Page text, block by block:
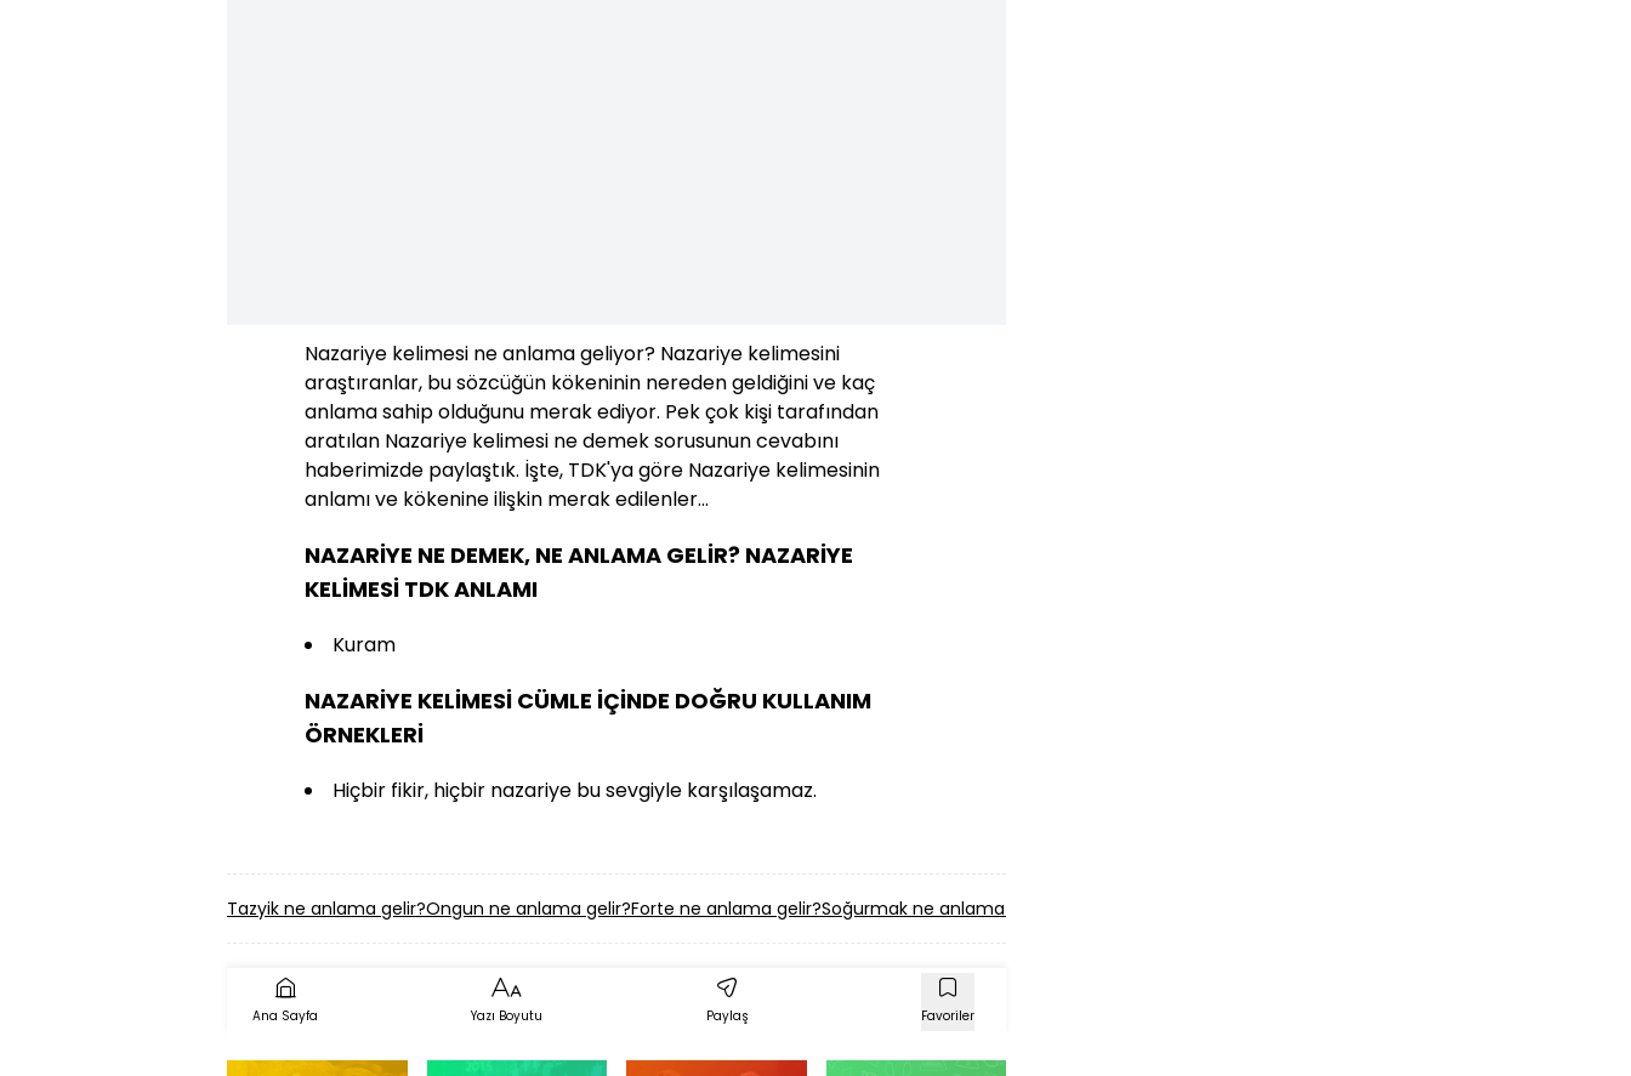
Nazariye kelimesi ne anlama geliyor? Nazariye kelimesini
araştıranlar, bu sözcüğün kökeninin nereden geldiğini ve kaç
anlama sahip olduğunu merak ediyor. Pek çok kişi tarafından
aratılan Nazariye kelimesi ne demek sorusunun cevabını
haberimizde paylaştık. İşte, TDK'ya göre Nazariye kelimesinin
anlamı ve kökenine ilişkin merak edilenler...
NAZARİYE NE DEMEK, NE ANLAMA GELİR? NAZARİYE
KELİMESİ TDK ANLAMI
Kuram
NAZARİYE KELİMESİ CÜMLE İÇİNDE DOĞRU KULLANIM
ÖRNEKLERİ
Hiçbir fikir, hiçbir nazariye bu sevgiyle karşılaşamaz.
Tazyik ne anlama gelir?Ongun ne anlama gelir?Forte ne anlama gelir?Soğurmak ne anlama gelir?
Ana Sayfa Yazı Boyutu Paylaş Favoriler